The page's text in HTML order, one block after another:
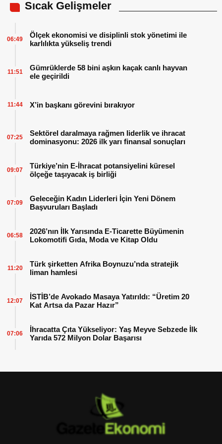
Sıcak Gelişmeler
Ölçek ekonomisi ve disiplinli stok yönetimi ile
karlılıkta yükseliş trendi
06:49
Gümrüklerde 58 bini aşkın kaçak canlı hayvan
ele geçirildi
11:51
X’in başkanı görevini bırakıyor
11:44
Sektörel daralmaya rağmen liderlik ve ihracat
dominasyonu: 2026 ilk yarı finansal sonuçları
07:25
Türkiye’nin E-İhracat potansiyelini küresel
ölçeğe taşıyacak iş birliği
09:07
Geleceğin Kadın Liderleri İçin Yeni Dönem
Başvuruları Başladı
07:09
2026’nın İlk Yarısında E-Ticarette Büyümenin
Lokomotifi Gıda, Moda ve Kitap Oldu
06:58
Türk şirketten Afrika Boynuzu’nda stratejik
liman hamlesi
11:20
İSTİB’de Avokado Masaya Yatırıldı: “Üretim 20
Kat Artsa da Pazar Hazır”
12:07
İhracatta Çıta Yükseliyor: Yaş Meyve Sebzede İlk
Yarıda 572 Milyon Dolar Başarısı
07:06